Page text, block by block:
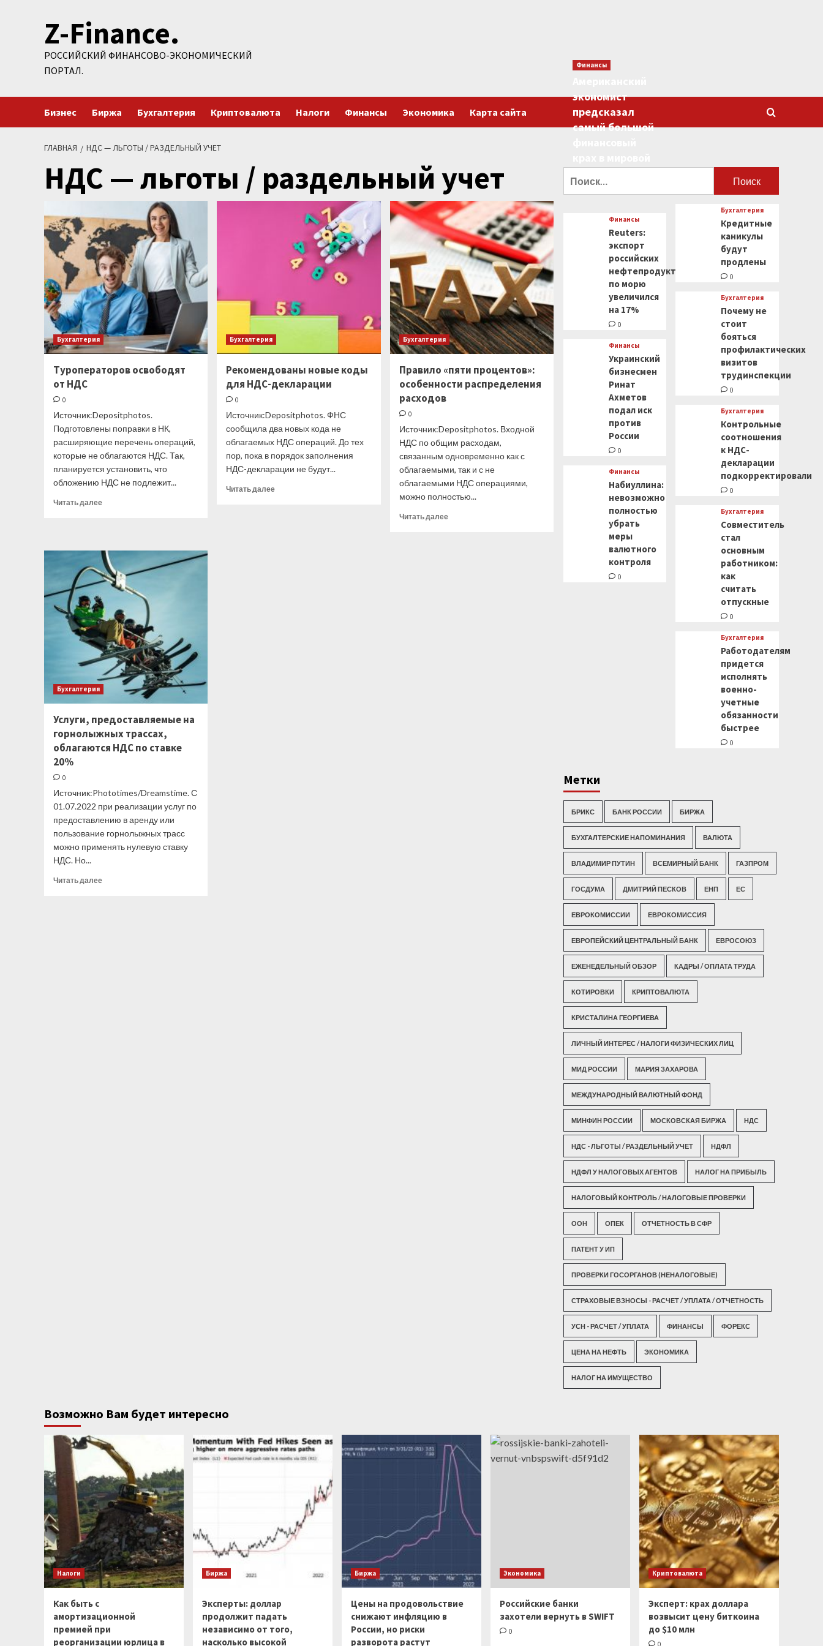
содержимомуZ-Finance.
РОССИЙСКИЙ ФИНАНСОВО-ЭКОНОМИЧЕСКИЙ
ПОРТАЛ.
Бизнес Биржа Бухгалтерия Криптовалюта Налоги Финансы Экономика Карта сайта
ГЛАВНАЯ НДС — ЛЬГОТЫ / РАЗДЕЛЬНЫЙ УЧЕТ
НДС — льготы / раздельный учет
Бухгалтерия
Туроператоров освободят
от НДС
0
Источник:Depositphotos.
Подготовлены поправки в НК,
расширяющие перечень операций,
которые не облагаются НДС. Так,
планируется установить, что
обложению НДС не подлежит...
Читать далееПрочитать
от
НДС
Бухгалтерия
Рекомендованы новые коды
для НДС-декларации
0
Источник:Depositphotos. ФНС
сообщила два новых кода не
облагаемых НДС операций. До тех
пор, пока в порядок заполнения
НДС-декларации не будут...
Читать далееПрочитать
Бухгалтерия
Правило «пяти процентов»:
особенности распределения
расходов
0
Источник:Depositphotos. Входной
НДС по общим расходам,
связанным одновременно как с
облагаемыми, так и с не
облагаемыми НДС операциями,
можно полностью...
Читать далееПрочитать
Бухгалтерия
Услуги, предоставляемые на
горнолыжных трассах,
облагаются НДС по ставке
20%
0
Источник:Phototimes/Dreamstime. С
01.07.2022 при реализации услуг по
предоставлению в аренду или
пользование горнолыжных трасс
можно применять нулевую ставку
НДС. Но...
Читать далееПрочитать
Финансы
экономист
предсказал
самый большой
Финансы
Reuters:
экспорт
российских
нефтепродуктов
по морю
увеличился
на 17%
0
Финансы
Украинский
бизнесмен
Ринат
Ахметов
подал иск
против
России
0
Финансы
Набиуллина:
невозможно
полностью
убрать
меры
валютного
контроля
0
Бухгалтерия
Кредитные
каникулы
будут
продлены
0
Бухгалтерия
Почему не
стоит
бояться
профилактических
визитов
трудинспекции
0
Бухгалтерия
Контрольные
соотношения
к НДС-
декларации
подкорректировали
0
Бухгалтерия
Совместитель
стал
основным
работником:
как
считать
отпускные
0
Бухгалтерия
Работодателям
придется
исполнять
военно-
учетные
обязанности
быстрее
0
Метки
БРИКС БАНК РОССИИ БИРЖА
БУХГАЛТЕРСКИЕ НАПОМИНАНИЯ ВАЛЮТА
ВЛАДИМИР ПУТИН ВСЕМИРНЫЙ БАНК ГАЗПРОМ
ГОСДУМА ДМИТРИЙ ПЕСКОВ ЕНП ЕС
ЕВРОКОМИССИИ ЕВРОКОМИССИЯ
ЕВРОПЕЙСКИЙ ЦЕНТРАЛЬНЫЙ БАНК ЕВРОСОЮЗ
ЕЖЕНЕДЕЛЬНЫЙ ОБЗОР КАДРЫ / ОПЛАТА ТРУДА
КОТИРОВКИ КРИПТОВАЛЮТА
КРИСТАЛИНА ГЕОРГИЕВА
ЛИЧНЫЙ ИНТЕРЕС / НАЛОГИ ФИЗИЧЕСКИХ ЛИЦ
МИД РОССИИ МАРИЯ ЗАХАРОВА
МЕЖДУНАРОДНЫЙ ВАЛЮТНЫЙ ФОНД
МИНФИН РОССИИ МОСКОВСКАЯ БИРЖА НДС
НДС - ЛЬГОТЫ / РАЗДЕЛЬНЫЙ УЧЕТ НДФЛ
НДФЛ У НАЛОГОВЫХ АГЕНТОВ НАЛОГ НА ПРИБЫЛЬ
НАЛОГОВЫЙ КОНТРОЛЬ / НАЛОГОВЫЕ ПРОВЕРКИ
ООН ОПЕК ОТЧЕТНОСТЬ В СФР
ПАТЕНТ У ИП
ПРОВЕРКИ ГОСОРГАНОВ (НЕНАЛОГОВЫЕ)
СТРАХОВЫЕ ВЗНОСЫ - РАСЧЕТ / УПЛАТА / ОТЧЕТНОСТЬ
УСН - РАСЧЕТ / УПЛАТА ФИНАНСЫ ФОРЕКС
ЦЕНА НА НЕФТЬ ЭКОНОМИКА
НАЛОГ НА ИМУЩЕСТВО
Возможно Вам будет интересно
Налоги
Как быть с
амортизационной
премией при
реорганизации юрлица в
Биржа
Эксперты: доллар
продолжит падать
независимо от того,
насколько высокой
Биржа
Цены на продовольствие
снижают инфляцию в
России, но риски
разворота растут
Экономика
Российские банки
захотели вернуть в SWIFT
0
Криптовалюта
Эксперт: крах доллара
возвысит цену биткоина
до $10 млн
0